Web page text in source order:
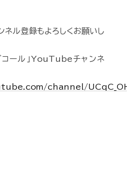
ル登録もよろしくお願いし
コール」YouTubeチャンネ
channel/